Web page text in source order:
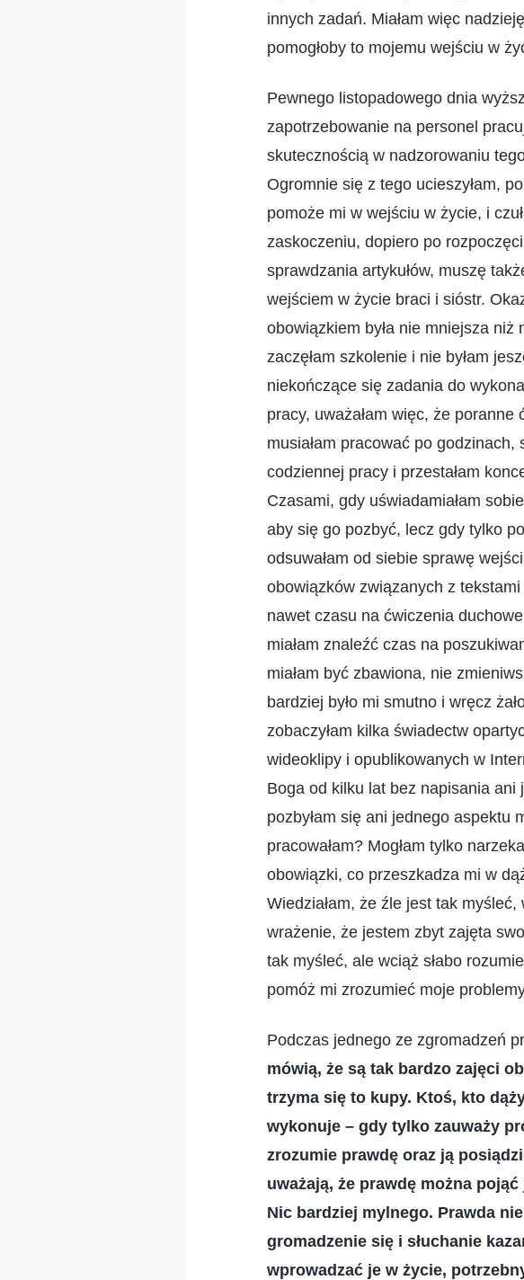
innych zadań. Miałam więc
pomogłoby to mojemu wejściu w
Pewnego listopadowego dnia
zapotrzebowanie na personel
skutecznością w nadzorowaniu
Ogromnie się z tego ucieszyłam,
pomoże mi w wejściu w życie, i
zaskoczeniu, dopiero po
sprawdzania artykułów, muszę
wejściem w życie braci i sióstr.
obowiązkiem była nie mniejsza
zaczęłam szkolenie i nie byłam
niekończące się zadania do
pracy, uważałam więc, że
musiałam pracować po godzinach,
codziennej pracy i przestałam
Czasami, gdy uświadamiałam
aby się go pozbyć, lecz gdy tylko
odsuwałam od siebie sprawę
obowiązków związanych z
nawet czasu na ćwiczenia
miałam znaleźć czas na
miałam być zbawiona, nie
bardziej było mi smutno i wręcz
zobaczyłam kilka świadectw
wideoklipy i opublikowanych w
Boga od kilku lat bez napisania
pozbyłam się ani jednego aspektu
pracowałam? Mogłam tylko
obowiązki, co przeszkadza mi w
Wiedziałam, że źle jest tak
wrażenie, że jestem zbyt zajęta
tak myśleć, ale wciąż słabo
pomóż mi zrozumieć moje
Podczas jednego ze zgromadzeń
mówią, że są tak bardzo zajęci
trzyma się to kupy. Ktoś, kto
wykonuje – gdy tylko zauważy
zrozumie prawdę oraz ją
uważają, że prawdę można
Nic bardziej mylnego. Prawda
gromadzenie się i słuchanie
wprowadzać je w życie,